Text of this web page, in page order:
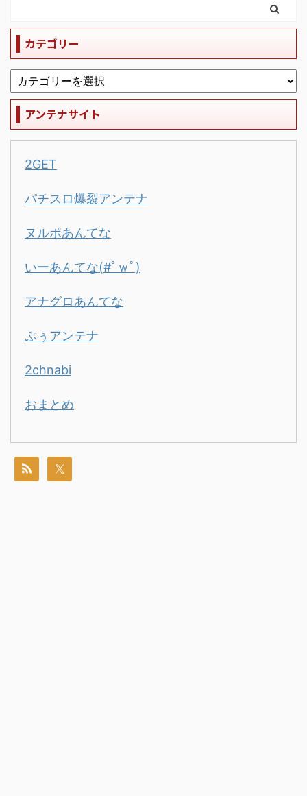
カテゴリー
アンテナサイト
2GET
パチスロ爆裂アンテナ
ヌルポあんてな
いーあんてな(#ﾟｗﾟ)
アナグロあんてな
ぷぅアンテナ
2chnabi
おまとめ